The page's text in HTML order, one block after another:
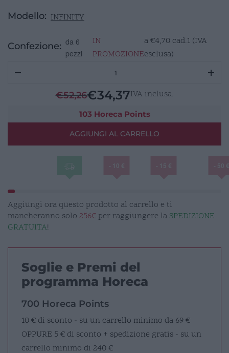
Modello: INFINITY
Confezione: da 6
pezzi
IN
PROMOZIONE
a€4,70 cad.1 (IVA
esclusa)
Avorio
€52,26€34,37IVA inclusa.
103 Horeca Points
AGGIUNGI AL CARRELLO
Aggiungi ora questo prodotto al carrello e ti
mancheranno solo 256€ per raggiungere la SPEDIZIONE
GRATUITA!
Soglie e Premi del
programma Horeca
700 Horeca Points
10 € di sconto - su un carrello minimo da 69 €
OPPURE 5 € di sconto + spedizione gratis - su un
carrello minimo di 240 €